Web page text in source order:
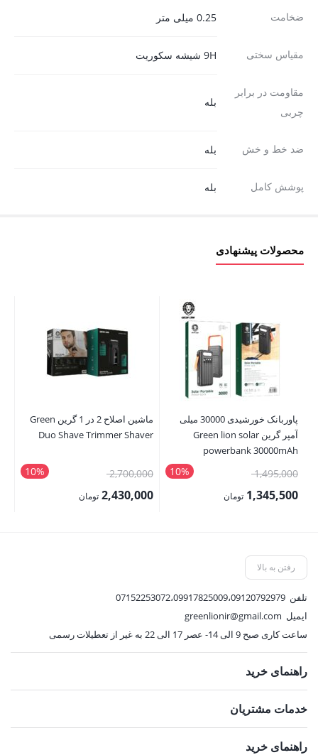
ضخامت 0.25 میلی متر
مقیاس سختی 9H شیشه سکوریت
مقاومت در برابر
چربی
بله
ضد خط و خش بله
پوشش کامل بله
محصولات پیشنهادی
پاوربانک خورشیدی 30000 میلی
آمپر گرین Green lion solar
powerbank 30000mAh
10% 1,495,000قیمت
اصلی:1,345,500 تومان
1,345,500 تومان.
ماشین اصلاح 2 در 1 گرین Green
Duo Shave Trimmer Shaver
10% 2,700,000قیمت
اصلی:2,430,000 تومان
رفتن به بالا
تلفن 07152253072،09917825009،09120792979
ایمیل greenlionir@gmail.com
ساعت کاری صبح 9 الی 14- عصر 17 الی 22 به غیر از تعطیلات رسمی
راهنمای خرید
خدمات مشتریان
راهنمای خرید